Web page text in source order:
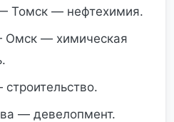
Томск — нефтехимия.
Омск — химическая
— девелопмент.